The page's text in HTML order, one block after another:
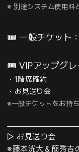
※ 別途システム使用料
🎟️ 一般チケット
🎟️ VIPアップグレ
・1階席確約
・お見送り会
※一般チケットをお持
▷ お見送り会
※藤本洸大＆簡秀吉